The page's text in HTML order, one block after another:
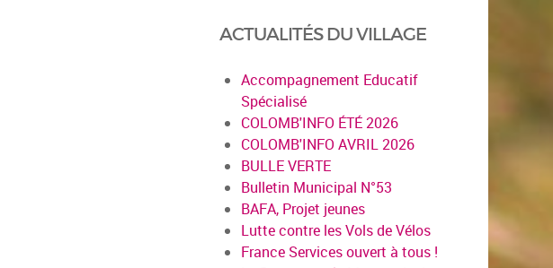
ACTUALITÉS DU VILLAGE
Accompagnement Educatif
Spécialisé
COLOMB'INFO ÉTÉ 2026
COLOMB'INFO AVRIL 2026
BULLE VERTE
Bulletin Municipal N°53
BAFA, Projet jeunes
Lutte contre les Vols de Vélos
France Services ouvert à tous !